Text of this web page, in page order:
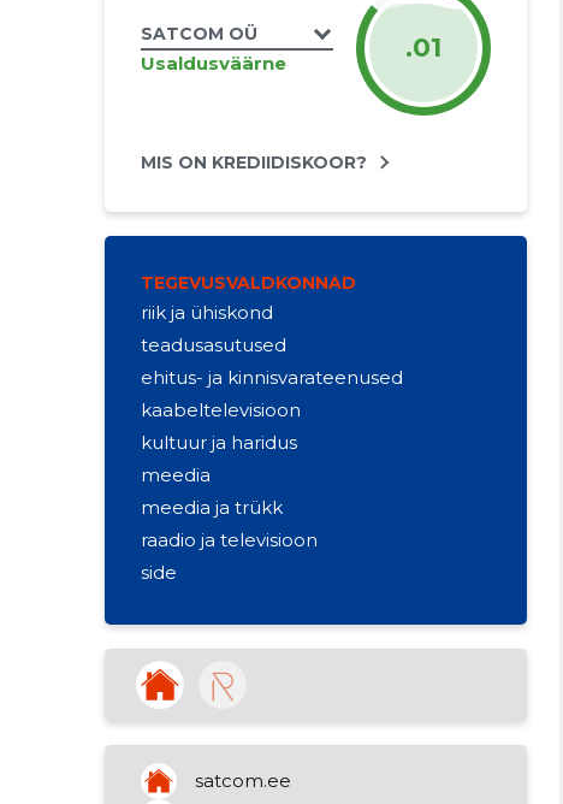
SATCOM OÜ
Usaldusväärne .01
MIS ON KREDIIDISKOOR?
TEGEVUSVALDKONNAD
riik ja ühiskond
teadusasutused
ehitus- ja kinnisvarateenused
kaabeltelevisioon
kultuur ja haridus
meedia
meedia ja trükk
raadio ja televisioon
side
raamatupidamine
kinnisvara rentimine
satcom.ee